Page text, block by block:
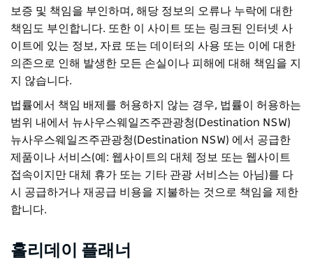
보증 및 책임을 부인하며, 해당 정보의 오류나 누락에 대한
책임도 부인합니다. 또한 이 사이트 또는 링크된 인터넷 사
이트에 있는 정보, 자료 또는 데이터의 사용 또는 이에 대한
의존으로 인해 발생한 모든 손실이나 피해에 대해 책임을 지
지 않습니다.
법률에서 책임 배제를 허용하지 않는 경우, 법률이 허용하는
범위 내에서 뉴사우스웨일즈주관광청(Destination NSW)
뉴사우스웨일즈주관광청(Destination NSW) 에서 공급한
제품이나 서비스(예: 웹사이트의 대체 정보 또는 웹사이트
접속이지만 대체 휴가 또는 기타 관광 서비스는 아님)를 다
시 공급하거나 재공급 비용을 지불하는 것으로 책임을 제한
합니다.
홀리데이 플래너